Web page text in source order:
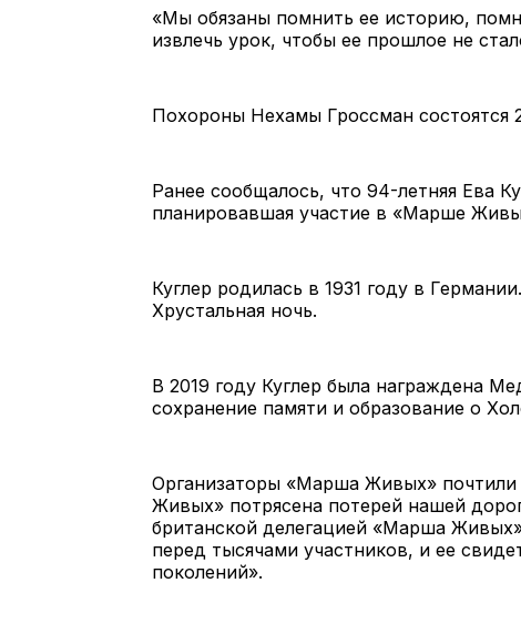
«Мы обязаны помнить ее историю,
извлечь урок, чтобы ее прошлое не
Похороны Нехамы Гроссман состоятся
Ранее сообщалось, что 94-летняя Ева
планировавшая участие в «Марше
Куглер родилась в 1931 году в
Хрустальная ночь.
В 2019 году Куглер была награждена
сохранение памяти и образование о
Организаторы «Марша Живых»
Живых» потрясена потерей нашей
британской делегацией «Марша
перед тысячами участников, и ее
поколений».